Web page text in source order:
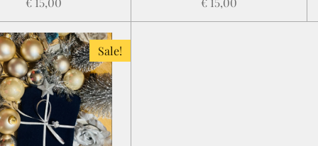
Sale!